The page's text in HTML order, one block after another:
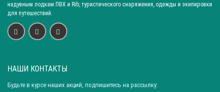
надувным лодкам ПВХ и Rib, туристического снаряжения, одежды и экипировки
для путешествий.
НАШИ КОНТАКТЫ
Будьте в курсе наших акций, подпишитесь на рассылку: